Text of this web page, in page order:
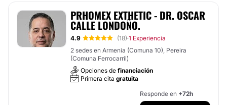
PRHOMEX EXTHETIC - DR. OSCAR
CALLE LONDOÑO.
4.9 (18)·1 Experiencia
2 sedes en Armenia (Comuna 10), Pereira
(Comuna Ferrocarril)
Opciones de financiación
Primera cita gratuita
Responde en +72h